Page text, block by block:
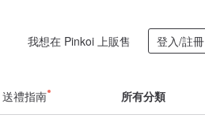
我想在 Pinkoi 上販售 登入/註冊
送禮指南 所有分類